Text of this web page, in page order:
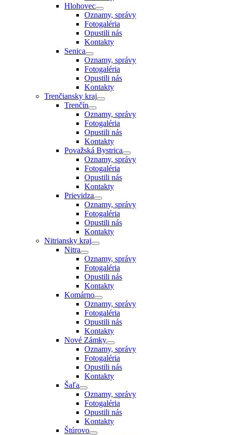
Hlohovec
Oznamy, správy
Fotogaléria
Opustili nás
Kontakty
Senica
Oznamy, správy
Fotogaléria
Opustili nás
Kontakty
Trenčiansky kraj
Trenčín
Oznamy, správy
Fotogaléria
Opustili nás
Kontakty
Považská Bystrica
Oznamy, správy
Fotogaléria
Opustili nás
Kontakty
Prievidza
Oznamy, správy
Fotogaléria
Opustili nás
Kontakty
Nitriansky kraj
Nitra
Oznamy, správy
Fotogaléria
Opustili nás
Kontakty
Komárno
Oznamy, správy
Fotogaléria
Opustili nás
Kontakty
Nové Zámky
Oznamy, správy
Fotogaléria
Opustili nás
Kontakty
Šaľa
Oznamy, správy
Fotogaléria
Opustili nás
Kontakty
Štúrovo